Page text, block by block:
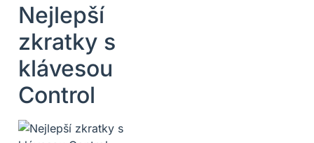
Nejlepší
zkratky s
klávesou
Control